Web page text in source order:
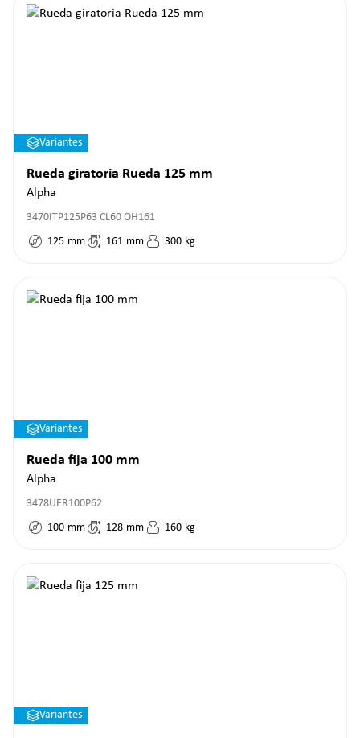
Variantes
Rueda giratoria Rueda 125 mm
Alpha
3470ITP125P63 CL60 OH161
125 mm 161 mm 300 kg
Variantes
Rueda fija 100 mm
Alpha
3478UER100P62
100 mm 128 mm 160 kg
Variantes